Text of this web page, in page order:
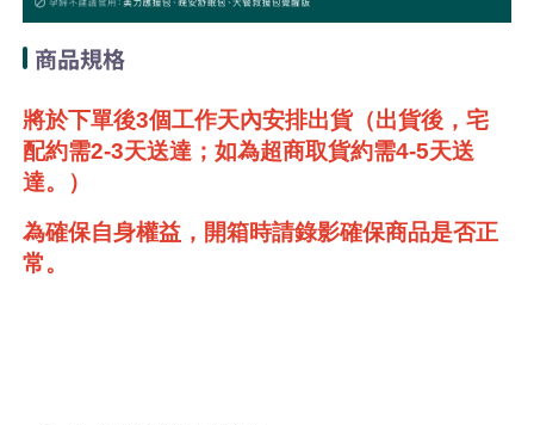
商品規格
將於下單後3個工作天內安排出貨（出貨後，宅
配約需2-3天送達；如為超商取貨約需4-5天送
達。）
為確保自身權益，開箱時請錄影確保商品是否正
常。